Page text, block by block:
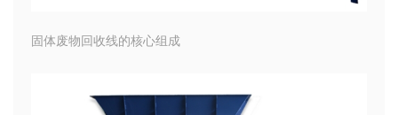
固体废物回收线的核心组成